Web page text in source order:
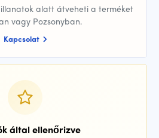
alatt átveheti a terméket
vagy Pozsonyban.
Kapcsolat
által ellenőrizve